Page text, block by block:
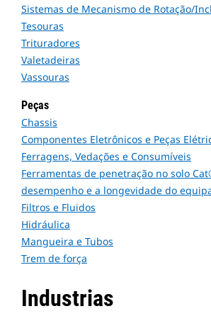
Sistemas de Mecanismo de Rotação/
Tesouras
Trituradores
Valetadeiras
Vassouras
Peças
Chassis
Componentes Eletrônicos e Peças
Ferragens, Vedações e Consumíveis
Ferramentas de penetração no solo
desempenho e a longevidade do
Filtros e Fluidos
Hidráulica
Mangueira e Tubos
Trem de força
Industrias